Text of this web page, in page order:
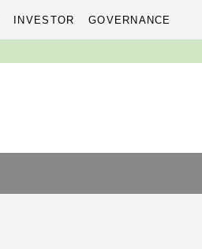
INVESTOR GOVERNANCE